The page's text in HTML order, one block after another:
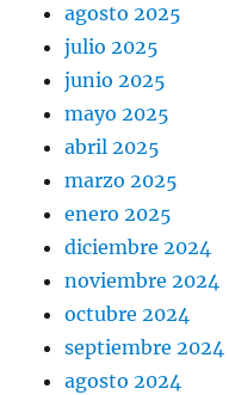
agosto 2025
julio 2025
junio 2025
mayo 2025
abril 2025
marzo 2025
enero 2025
diciembre 2024
noviembre 2024
octubre 2024
septiembre 2024
agosto 2024